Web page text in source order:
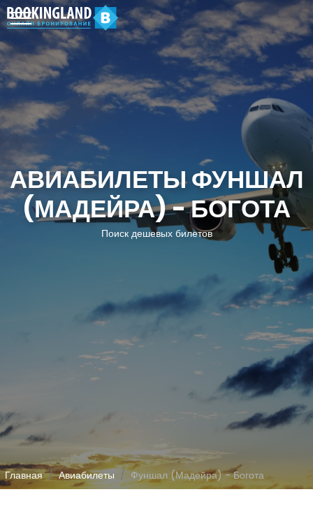
АВИАБИЛЕТЫ ФУНШАЛ
(МАДЕЙРА) - БОГОТА
Поиск дешевых билетов
Главная Авиабилеты Фуншал (Мадейра) - Богота